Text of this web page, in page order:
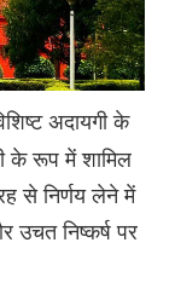
अदायगी के
के रूप में शामिल
से निर्णय लेने में
निष्कर्ष पर